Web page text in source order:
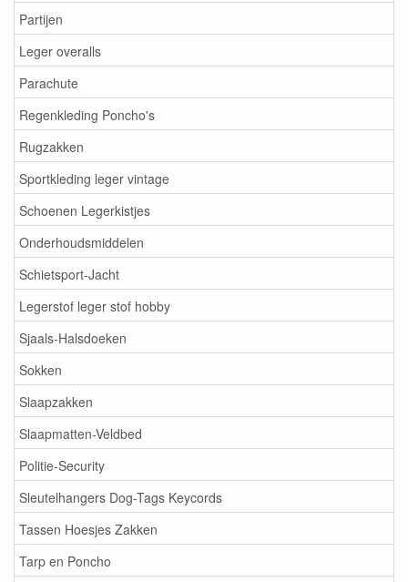
Partijen
Leger overalls
Parachute
Regenkleding Poncho's
Rugzakken
Sportkleding leger vintage
Schoenen Legerkistjes
Onderhoudsmiddelen
Schietsport-Jacht
Legerstof leger stof hobby
Sjaals-Halsdoeken
Sokken
Slaapzakken
Slaapmatten-Veldbed
Politie-Security
Sleutelhangers Dog-Tags Keycords
Tassen Hoesjes Zakken
Tarp en Poncho